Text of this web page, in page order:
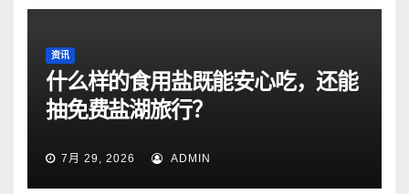
资讯
什么样的食用盐既能安心吃，还能
抽免费盐湖旅行？
7月 29, 2026 ADMIN